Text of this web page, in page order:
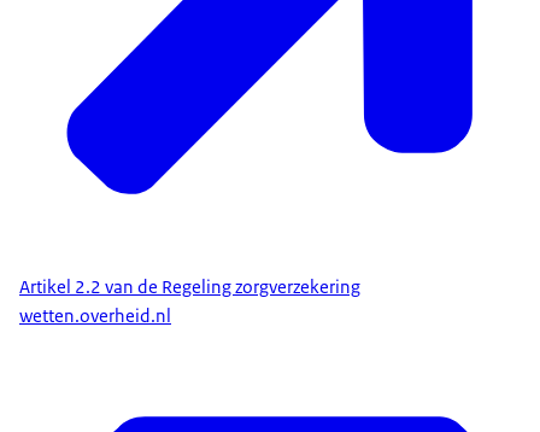
Artikel 2.2 van de Regeling zorgverzekering
wetten.overheid.nl